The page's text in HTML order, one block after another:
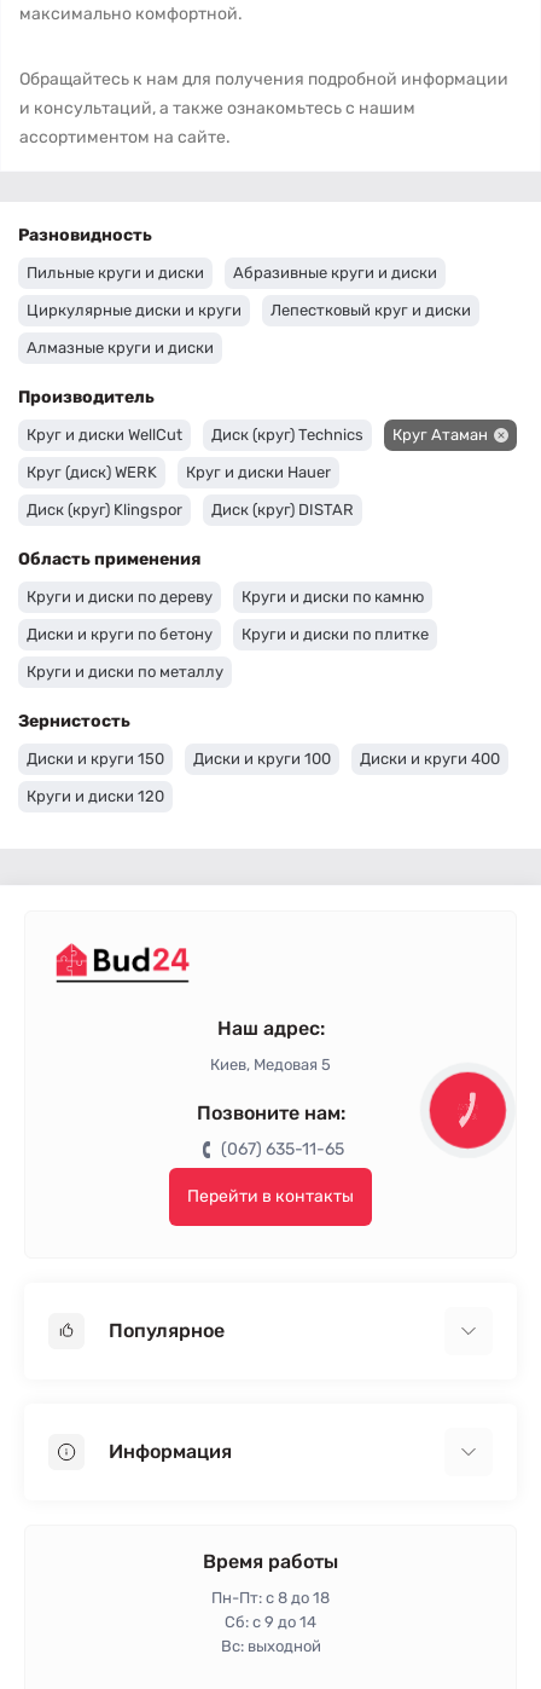
максимально комфортной.
Обращайтесь к нам для получения подробной информации
и консультаций, а также ознакомьтесь с нашим
ассортиментом на сайте.
Разновидность
Пильные круги и диски Абразивные круги и диски
Циркулярные диски и круги Лепестковый круг и диски
Алмазные круги и диски
Производитель
Круг и диски WellCut Диск (круг) Technics Круг Атаман
Круг (диск) WERK Круг и диски Hauer
Диск (круг) Klingspor Диск (круг) DISTAR
Область применения
Круги и диски по дереву Круги и диски по камню
Диски и круги по бетону Круги и диски по плитке
Круги и диски по металлу
Зернистость
Диски и круги 150 Диски и круги 100 Диски и круги 400
Круги и диски 120
Наш адрес:
Киев, Медовая 5
Позвоните нам:
(067) 635-11-65
Перейти в контакты
Популярное
Пенопласт
Информация
Политика конфиденциальности
Время работы
Пн-Пт: с 8 до 18
Сб: с 9 до 14
Вс: выходной
КНОПКА
ЗВ'ЯЗКУ